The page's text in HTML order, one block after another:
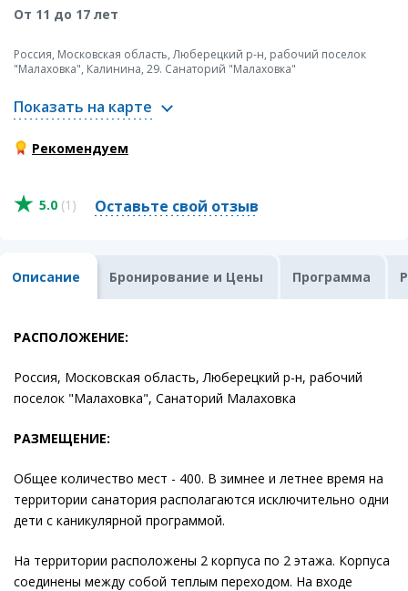
От 11 до 17 лет
Россия, Московская область, Люберецкий р-н, рабочий поселок
"Малаховка", Калинина, 29. Санаторий "Малаховка"
Показать на карте
Рекомендуем
5.0 (1) Оставьте свой отзыв
Описание Бронирование и Цены Программа
РАСПОЛОЖЕНИЕ:
Россия, Московская область, Люберецкий р-н, рабочий
поселок "Малаховка", Санаторий Малаховка
РАЗМЕЩЕНИЕ:
Общее количество мест - 400. В зимнее и летнее время на
территории санатория располагаются исключительно одни
дети с каникулярной программой.
На территории расположены 2 корпуса по 2 этажа. Корпуса
соединены между собой теплым переходом. На входе